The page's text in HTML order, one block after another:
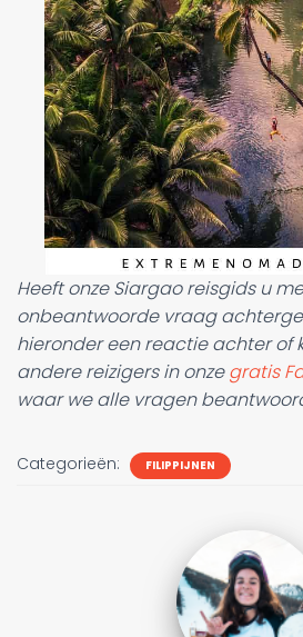
Heeft onze Siargao reisgids u
onbeantwoorde vraag
hieronder een reactie achter of
andere reizigers in onzegratis
waar we alle vragen
Categorieën: FILIPPIJNEN